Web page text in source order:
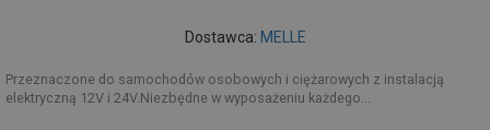
Dostawca: MELLE
Przeznaczone do samochodów osobowych i ciężarowych z instalacją
elektryczną 12V i 24V.Niezbędne w wyposażeniu każdego...